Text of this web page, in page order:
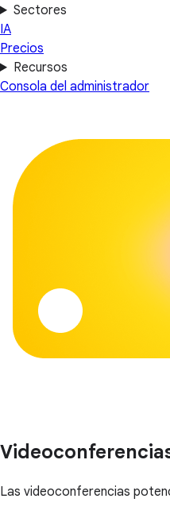
Sectores
IA
Precios
Recursos
Consola del administrador
Las videoconferencias